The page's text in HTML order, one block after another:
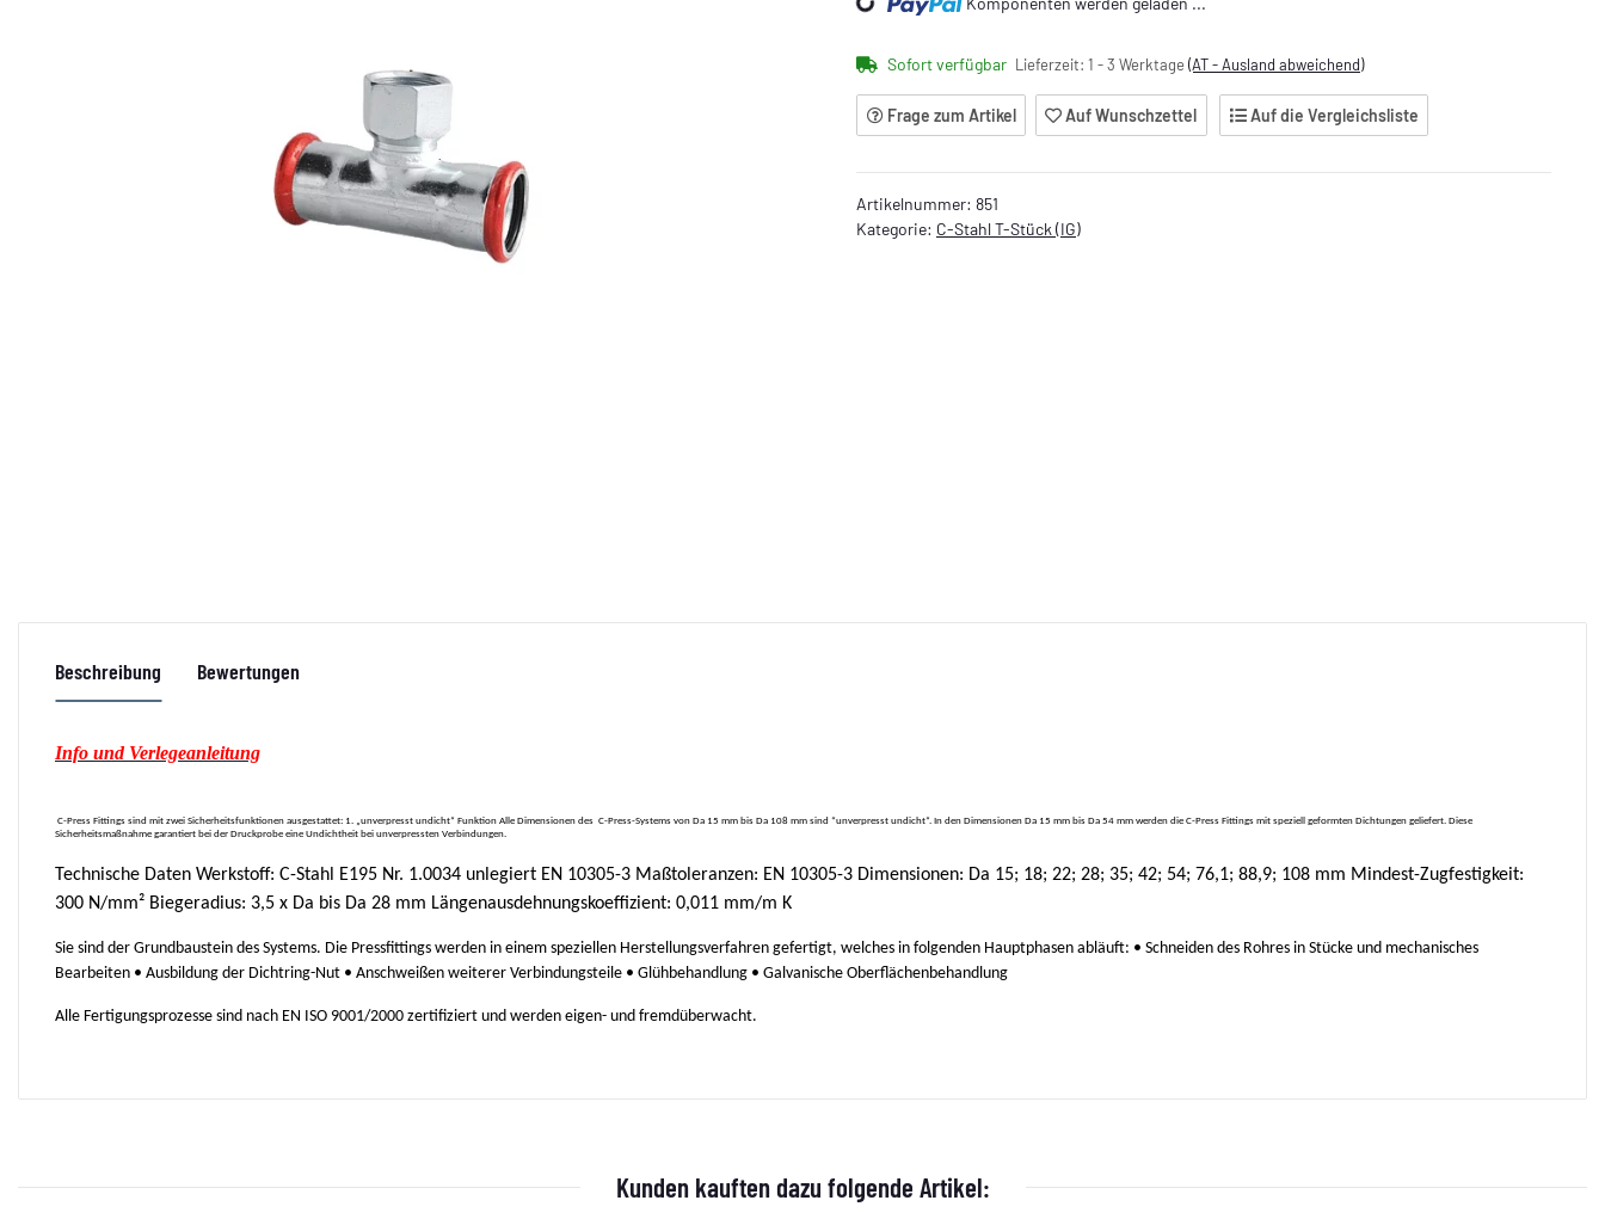
Sofort verfügbar Lieferzeit: 1 - 3 Werktage (AT - Ausland abweichend)
Frage zum Artikel Auf Wunschzettel Auf die Vergleichsliste
Artikelnummer: 851
Kategorie: C-Stahl T-Stück (IG)
Beschreibung Bewertungen
Info und Verlegeanleitung
C-Press Fittings sind mit zwei Sicherheitsfunktionen ausgestattet: 1. „unverpresst undicht“ Funktion Alle Dimensionen des C-Press-Systems von Da 15 mm bis Da 108 mm sind “unverpresst undicht“. In den Dimensionen Da 15 mm bis Da 54 mm werden die C-Press Fittings mit speziell geformten Dichtungen geliefert. Diese
Sicherheitsmaßnahme garantiert bei der Druckprobe eine Undichtheit bei unverpressten Verbindungen.
Technische Daten Werkstoff: C-Stahl E195 Nr. 1.0034 unlegiert EN 10305-3 Maßtoleranzen: EN 10305-3 Dimensionen: Da 15; 18; 22; 28; 35; 42; 54; 76,1; 88,9; 108 mm Mindest-Zugfestigkeit:
300 N/mm² Biegeradius: 3,5 x Da bis Da 28 mm Längenausdehnungskoeffizient: 0,011 mm/m K
Sie sind der Grundbaustein des Systems. Die Pressfittings werden in einem speziellen Herstellungsverfahren gefertigt, welches in folgenden Hauptphasen abläuft: • Schneiden des Rohres in Stücke und mechanisches
Bearbeiten • Ausbildung der Dichtring-Nut • Anschweißen weiterer Verbindungsteile • Glühbehandlung • Galvanische Oberflächenbehandlung
Alle Fertigungsprozesse sind nach EN ISO 9001/2000 zertifiziert und werden eigen- und fremdüberwacht.
Kunden kauften dazu folgende Artikel: